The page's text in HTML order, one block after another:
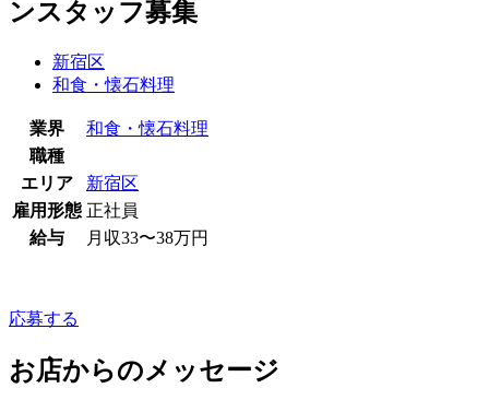
ンスタッフ募集
新宿区
和食・懐石料理
業界
和食・懐石料理
職種
エリア
新宿区
雇用形態 正社員
給与
月収33〜38万円
応募する
お店からのメッセージ